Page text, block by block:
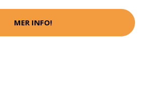
MER INFO!